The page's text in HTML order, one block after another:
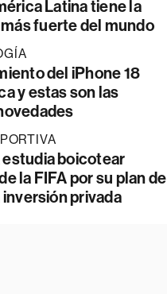
Latina tiene la
fuerte del mundo
del iPhone 18
y estas son las
estudia boicotear
la FIFA por su plan de
inversión privada